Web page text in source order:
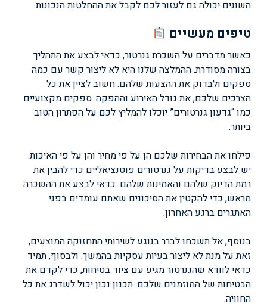
השונים יכולה גם לעזור לכם לקבל את ההחלטות הנכונות.
טיפים מעשיים
כאשר מדברים על השכרת גנרטור, כדאי לבצע את התהליך
בצורה מסודרת. ההמלצה שלנו היא לא ליצור קשר עם כמה
ספקים ולבדוק את ההצעות שלהם. חשוב לציין את כל
הצרכים שלכם, את גודל האירוע וההפקה. ספקים מקצועיים
כמו “גדעון גנרטורים” יוכלו להמליץ לכם על הפתרון הטוב
ביותר.
פילחו את הבחירות שלכם הן על פי מחיר והן על פי האיכות.
יש לבצע בדיקות על גנרטורים פוטנציאליים כדי להבין את
רמת הדיוק שלהם והאמינות שלהם. כדאי לבצע את ההשכרה
מראש, כדי להקטין את הסיכונים שאתם עומדים בפני
האתגרים ברגע האחרון.
בנוסף, אל תשכחו לברר בנוגע לשירותי התחזוקה המוצעים,
זאת על מנת לא ליצור בעיות עסקיות בהמשך. ולבסוף, תמיד
כדאי לוודא שהגנרטור מגיע עם ציוד בטיחות, כדי לקדם את
הבטיחות של המוזמנים שלכם. תכנון נכון יכול לשדרג את כל
החוויה.